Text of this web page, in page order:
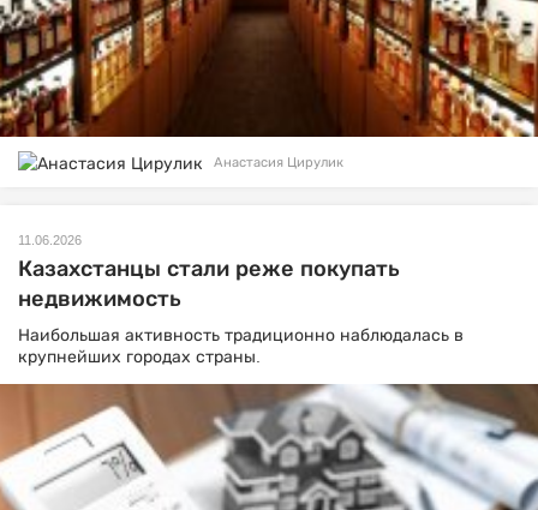
Анастасия Цирулик
11.06.2026
Казахстанцы стали реже покупать
недвижимость
Наибольшая активность традиционно наблюдалась в
крупнейших городах страны.